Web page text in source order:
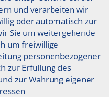
und verarbeiten wir
oder automatisch zur
Sie um weitergehende
um freiwillige
personenbezogener
zur Erfüllung des
zur Wahrung eigener